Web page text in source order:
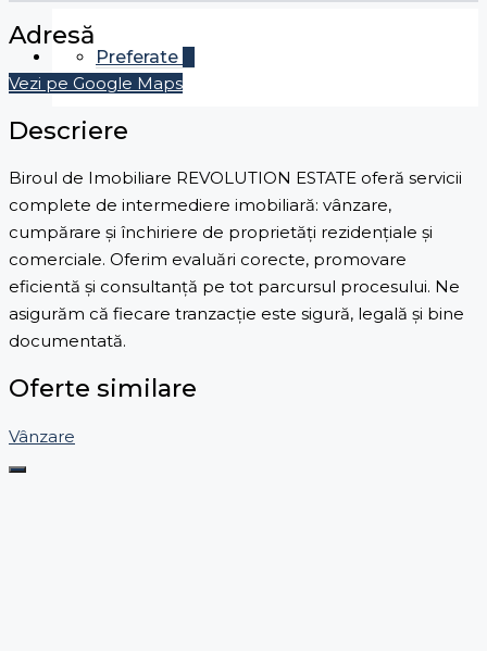
Preferate
Adresă
Vezi pe Google Maps
Descriere
Biroul de Imobiliare REVOLUTION ESTATE oferă servicii
complete de intermediere imobiliară: vânzare,
cumpărare și închiriere de proprietăți rezidențiale și
comerciale. Oferim evaluări corecte, promovare
eficientă și consultanță pe tot parcursul procesului. Ne
asigurăm că fiecare tranzacție este sigură, legală și bine
documentată.
Oferte similare
Vânzare